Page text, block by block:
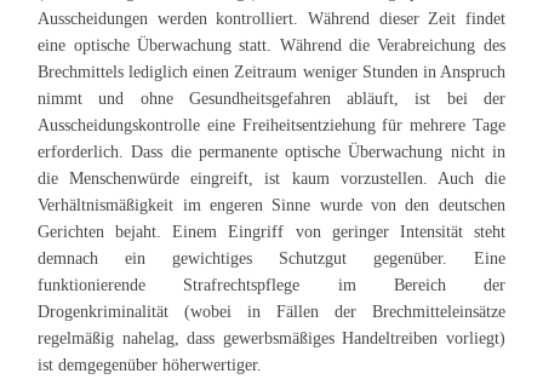
Ausscheidungen werden kontrolliert. Während dieser Zeit findet
eine optische Überwachung statt. Während die Verabreichung des
Brechmittels lediglich einen Zeitraum weniger Stunden in Anspruch
nimmt und ohne Gesundheitsgefahren abläuft, ist bei der
Ausscheidungskontrolle eine Freiheitsentziehung für mehrere Tage
erforderlich. Dass die permanente optische Überwachung nicht in
die Menschenwürde eingreift, ist kaum vorzustellen. Auch die
Verhältnismäßigkeit im engeren Sinne wurde von den deutschen
Gerichten bejaht. Einem Eingriff von geringer Intensität steht
demnach ein gewichtiges Schutzgut gegenüber. Eine
funktionierende Strafrechtspflege im Bereich der
Drogenkriminalität (wobei in Fällen der Brechmitteleinsätze
regelmäßig nahelag, dass gewerbsmäßiges Handeltreiben vorliegt)
ist demgegenüber höherwertiger.